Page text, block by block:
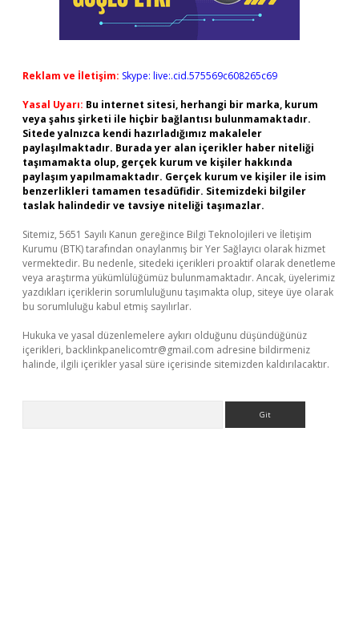
Reklam ve İletişim: Skype: live:.cid.575569c608265c69
Yasal Uyarı: Bu internet sitesi, herhangi bir marka, kurum
veya şahıs şirketi ile hiçbir bağlantısı bulunmamaktadır.
Sitede yalnızca kendi hazırladığımız makaleler
paylaşılmaktadır. Burada yer alan içerikler haber niteliği
taşımamakta olup, gerçek kurum ve kişiler hakkında
paylaşım yapılmamaktadır. Gerçek kurum ve kişiler ile isim
benzerlikleri tamamen tesadüfidir. Sitemizdeki bilgiler
taslak halindedir ve tavsiye niteliği taşımazlar.
Sitemiz, 5651 Sayılı Kanun gereğince Bilgi Teknolojileri ve İletişim
Kurumu (BTK) tarafından onaylanmış bir Yer Sağlayıcı olarak hizmet
vermektedir. Bu nedenle, sitedeki içerikleri proaktif olarak denetleme
veya araştırma yükümlülüğümüz bulunmamaktadır. Ancak, üyelerimiz
yazdıkları içeriklerin sorumluluğunu taşımakta olup, siteye üye olarak
bu sorumluluğu kabul etmiş sayılırlar.
Hukuka ve yasal düzenlemelere aykırı olduğunu düşündüğünüz
içerikleri, backlinkpanelicomtr@gmail.com adresine bildirmeniz
halinde, ilgili içerikler yasal süre içerisinde sitemizden kaldırılacaktır.